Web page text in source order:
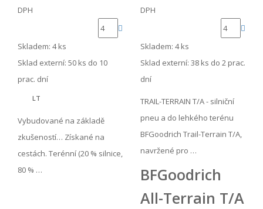
DPH
Skladem: 4 ks
Sklad externí: 50 ks do 10
prac. dní
LT
Vybudované na základě
zkušeností… Získané na
cestách. Terénní (20 % silnice,
80 % …
DPH
Skladem: 4 ks
Sklad externí: 38 ks do 2 prac.
dní
TRAIL-TERRAIN T/A - silniční
pneu a do lehkého terénu
BFGoodrich Trail-Terrain T/A,
navržené pro …
BFGoodrich
All-Terrain T/A